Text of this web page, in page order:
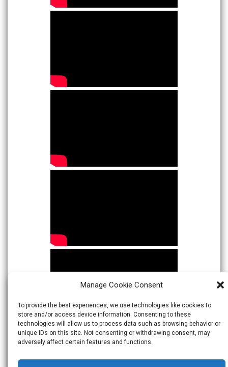
Manage Cookie Consent
To provide the best experiences, we use technologies like cookies to
store and/or access device information. Consenting to these
technologies will allow us to process data such as browsing behavior or
unique IDs on this site. Not consenting or withdrawing consent, may
adversely affect certain features and functions.